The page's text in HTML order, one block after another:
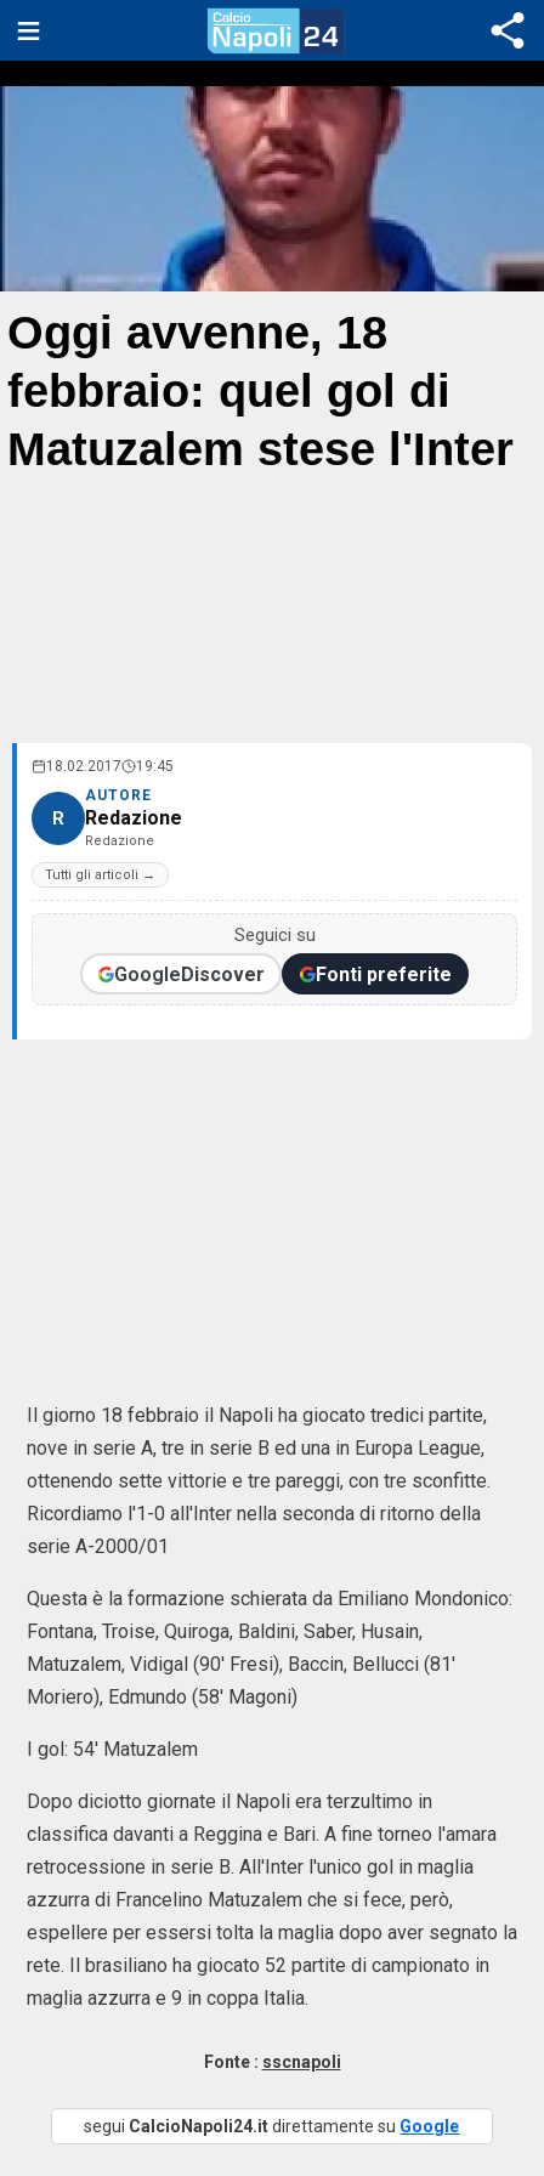
Oggi avvenne, 18
febbraio: quel gol di
Matuzalem stese l'Inter
18.02.2017 19:45
R
AUTORE
Redazione
Redazione
Tutti gli articoli →
Seguici su
GoogleDiscover Fonti preferite
Il giorno 18 febbraio il Napoli ha giocato tredici partite,
nove in serie A, tre in serie B ed una in Europa League,
ottenendo sette vittorie e tre pareggi, con tre sconfitte.
Ricordiamo l'1-0 all'Inter nella seconda di ritorno della
serie A-2000/01
Questa è la formazione schierata da Emiliano Mondonico:
Fontana, Troise, Quiroga, Baldini, Saber, Husain,
Matuzalem, Vidigal (90' Fresi), Baccin, Bellucci (81'
Moriero), Edmundo (58' Magoni)
I gol: 54' Matuzalem
Dopo diciotto giornate il Napoli era terzultimo in
classifica davanti a Reggina e Bari. A fine torneo l'amara
retrocessione in serie B. All'Inter l'unico gol in maglia
azzurra di Francelino Matuzalem che si fece, però,
espellere per essersi tolta la maglia dopo aver segnato la
rete. Il brasiliano ha giocato 52 partite di campionato in
maglia azzurra e 9 in coppa Italia.
Fonte : sscnapoli
segui CalcioNapoli24.itdirettamente su Google